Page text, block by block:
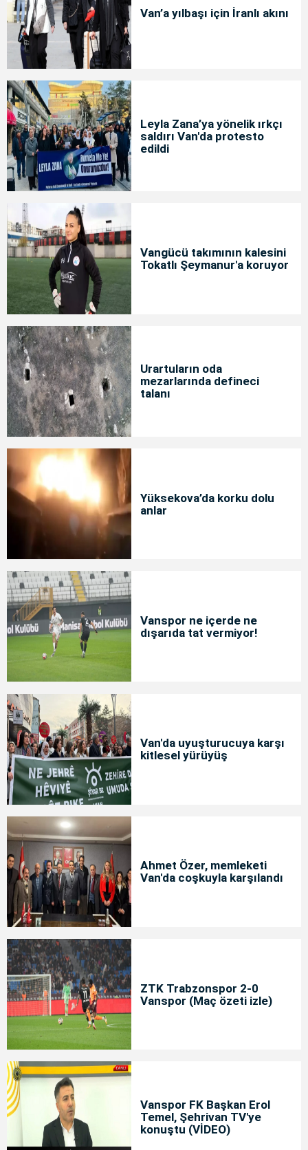
Van’a yılbaşı için İranlı akını
Leyla Zana’ya yönelik ırkçı
saldırı Van'da protesto
edildi
Vangücü takımının kalesini
Tokatlı Şeymanur'a koruyor
Urartuların oda
mezarlarında defineci
talanı
Yüksekova’da korku dolu
anlar
Vanspor ne içerde ne
dışarıda tat vermiyor!
Van'da uyuşturucuya karşı
kitlesel yürüyüş
Ahmet Özer, memleketi
Van'da coşkuyla karşılandı
ZTK Trabzonspor 2-0
Vanspor (Maç özeti izle)
Vanspor FK Başkan Erol
Temel, Şehrivan TV'ye
konuştu (VİDEO)